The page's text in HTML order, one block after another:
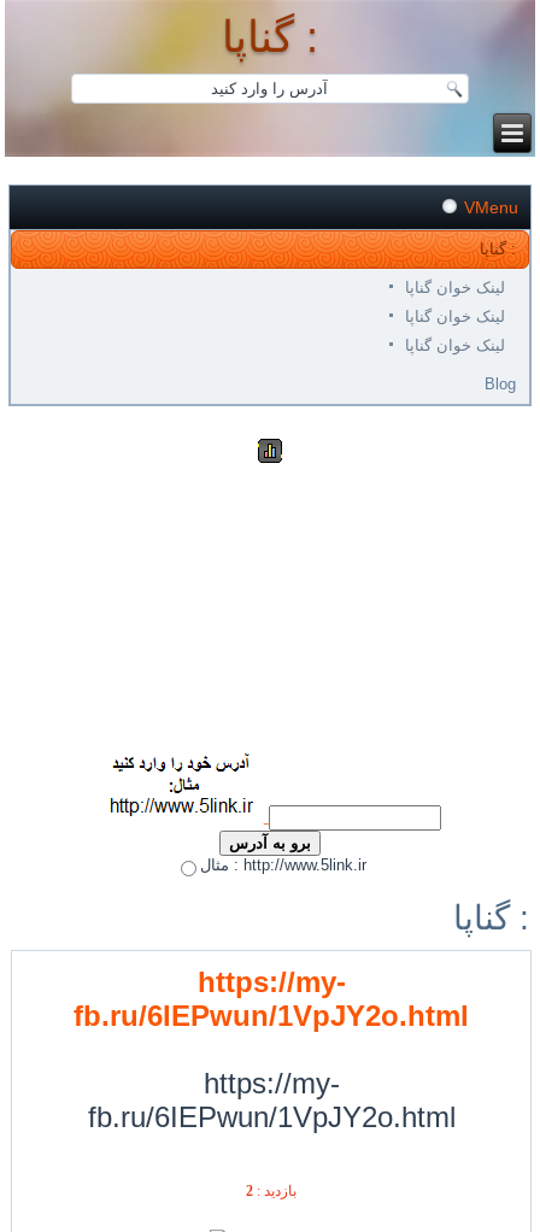
گناپا :
VMenu
گناپا :
لینک خوان گناپا
لینک خوان گناپا
لینک خوان گناپا
Blog
مثال : http://www.5link.ir
گناپا :
https://my-
fb.ru/6IEPwun/1VpJY2o.html
https://my-
fb.ru/6IEPwun/1VpJY2o.html
بازديد : 2